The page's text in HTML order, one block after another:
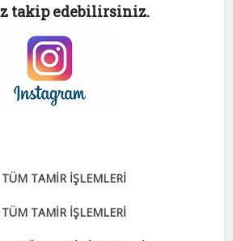
takip edebilirsiniz.
TÜM TAMİR İŞLEMLERİ
TÜM TAMİR İŞLEMLERİ